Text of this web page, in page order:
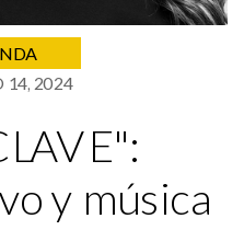
14, 2024
y música